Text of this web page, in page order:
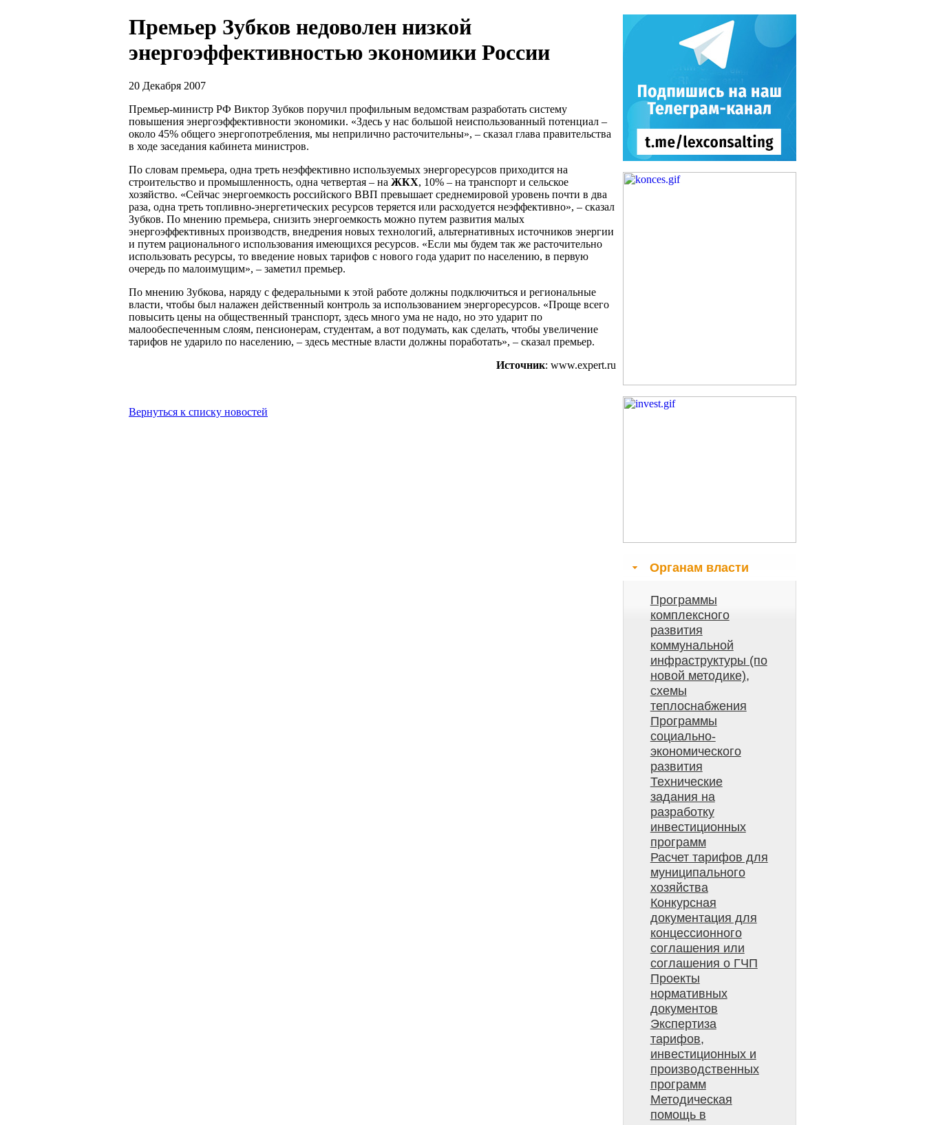
Премьер Зубков недоволен низкой
энергоэффективностью экономики России
20 Декабря 2007
Премьер-министр РФ Виктор Зубков поручил профильным ведомствам разработать систему
повышения энергоэффективности экономики. «Здесь у нас большой неиспользованный потенциал –
около 45% общего энергопотребления, мы неприлично расточительны», – сказал глава правительства
в ходе заседания кабинета министров.
По словам премьера, одна треть неэффективно используемых энергоресурсов приходится на
строительство и промышленность, одна четвертая – на ЖКХ, 10% – на транспорт и сельское
хозяйство. «Сейчас энергоемкость российского ВВП превышает среднемировой уровень почти в два
раза, одна треть топливно-энергетических ресурсов теряется или расходуется неэффективно», – сказал
Зубков. По мнению премьера, снизить энергоемкость можно путем развития малых
энергоэффективных производств, внедрения новых технологий, альтернативных источников энергии
и путем рационального использования имеющихся ресурсов. «Если мы будем так же расточительно
использовать ресурсы, то введение новых тарифов с нового года ударит по населению, в первую
очередь по малоимущим», – заметил премьер.
По мнению Зубкова, наряду с федеральными к этой работе должны подключиться и региональные
власти, чтобы был налажен действенный контроль за использованием энергоресурсов. «Проще всего
повысить цены на общественный транспорт, здесь много ума не надо, но это ударит по
малообеспеченным слоям, пенсионерам, студентам, а вот подумать, как сделать, чтобы увеличение
тарифов не ударило по населению, – здесь местные власти должны поработать», – сказал премьер.
Источник: www.expert.ru
Вернуться к списку новостей
Органам власти
Программы
комплексного
развития
коммунальной
инфраструктуры (по
новой методике),
схемы
теплоснабжения
Программы
социально-
экономического
развития
Технические
задания на
разработку
инвестиционных
программ
Расчет тарифов для
муниципального
хозяйства
Конкурсная
документация для
концессионного
соглашения или
соглашения о ГЧП
Проекты
нормативных
документов
Экспертиза
тарифов,
инвестиционных и
производственных
программ
Методическая
помощь в